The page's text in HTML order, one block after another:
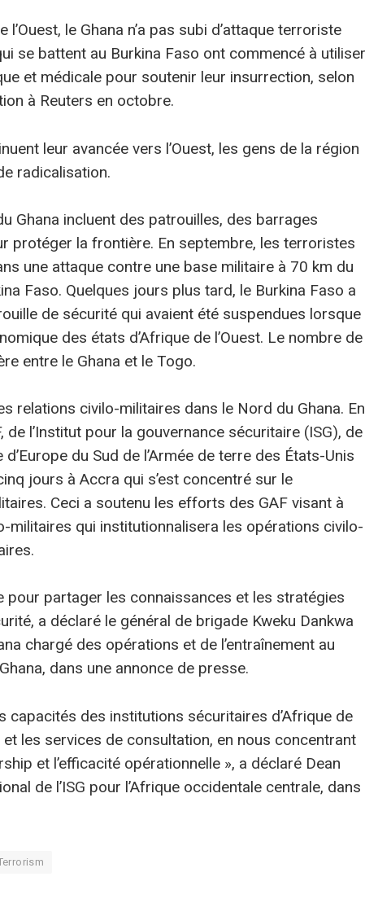
le Ghana n’a pas subi d’attaque terroriste
se battent au Burkina Faso ont commencé à utiliser
et médicale pour soutenir leur insurrection, selon
à Reuters en octobre.
leur avancée vers l’Ouest, les gens de la région
radicalisation.
Ghana incluent des patrouilles, des barrages
protéger la frontière. En septembre, les terroristes
une attaque contre une base militaire à 70 km du
Faso. Quelques jours plus tard, le Burkina Faso a
de sécurité qui avaient été suspendues lorsque
des états d’Afrique de l’Ouest. Le nombre de
entre le Ghana et le Togo.
relations civilo-militaires dans le Nord du Ghana. En
l’Institut pour la gouvernance sécuritaire (ISG), de
du Sud de l’Armée de terre des États-Unis
jours à Accra qui s’est concentré sur le
Ceci a soutenu les efforts des GAF visant à
militaires qui institutionnalisera les opérations civilo-
pour partager les connaissances et les stratégies
a déclaré le général de brigade Kweku Dankwa
chargé des opérations et de l’entraînement au
dans une annonce de presse.
des institutions sécuritaires d’Afrique de
et les services de consultation, en nous concentrant
et l’efficacité opérationnelle », a déclaré Dean
de l’ISG pour l’Afrique occidentale centrale, dans